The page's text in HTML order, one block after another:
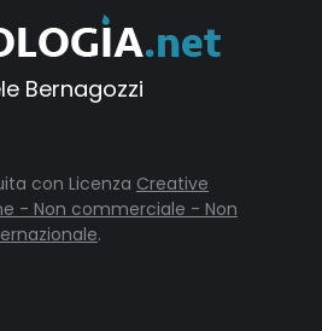
Bernagozzi
con Licenza Creative
- Non commerciale - Non
.